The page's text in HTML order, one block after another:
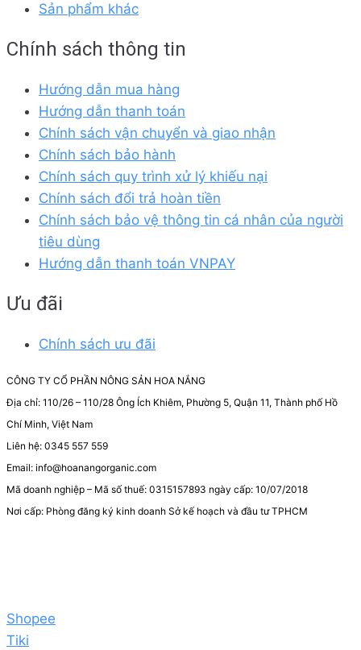
Sản phẩm khác
Chính sách thông tin
Hướng dẫn mua hàng
Hướng dẫn thanh toán
Chính sách vận chuyển và giao nhận
Chính sách bảo hành
Chính sách quy trình xử lý khiếu nại
Chính sách đổi trả hoàn tiền
Chính sách bảo vệ thông tin cá nhân của người
tiêu dùng
Hướng dẫn thanh toán VNPAY
Ưu đãi
Chính sách ưu đãi
CÔNG TY CỔ PHẦN NÔNG SẢN HOA NẮNG
Địa chỉ: 110/26 – 110/28 Ông Ích Khiêm, Phường 5, Quận 11, Thành phố Hồ
Chí Minh, Việt Nam
Liên hệ: 0345 557 559
Email: info@hoanangorganic.com
Mã doanh nghiệp – Mã số thuế: 0315157893 ngày cấp: 10/07/2018
Nơi cấp: Phòng đăng ký kinh doanh Sở kế hoạch và đầu tư TPHCM
Shopee
Tiki